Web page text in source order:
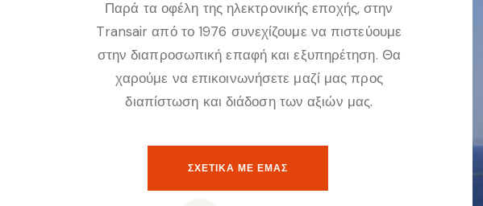
Παρά τα οφέλη της ηλεκτρονικής εποχής, στην
Transair από το 1976 συνεχίζουμε να πιστεύουμε
στην διαπροσωπική επαφή και εξυπηρέτηση. Θα
χαρούμε να επικοινωνήσετε μαζί μας προς
διαπίστωση και διάδοση των αξιών μας.
ΣΧΕΤΙΚΆ ΜΕ ΕΜΑΣ